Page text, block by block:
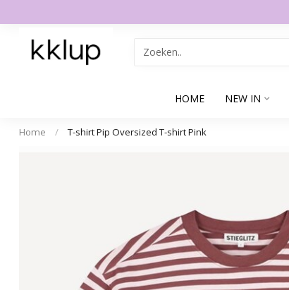
HOME NEW IN
Home / T-shirt Pip Oversized T-shirt Pink